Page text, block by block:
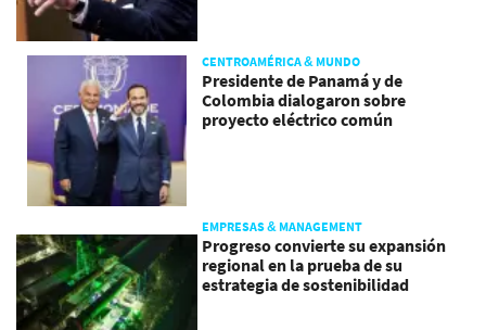
CENTROAMÉRICA & MUNDO
Presidente de Panamá y de
Colombia dialogaron sobre
proyecto eléctrico común
EMPRESAS & MANAGEMENT
Progreso convierte su expansión
regional en la prueba de su
estrategia de sostenibilidad